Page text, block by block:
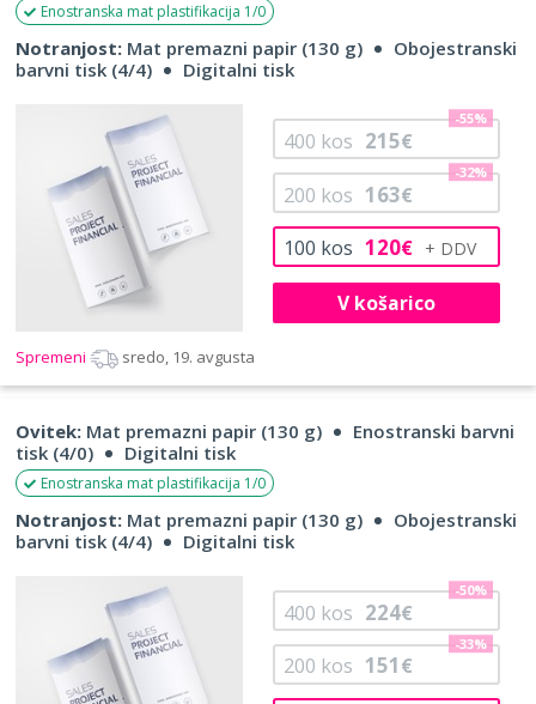
Enostranska mat plastifikacija 1/0
Notranjost: Mat premazni papir (130 g)
Obojestranski
barvni tisk (4/4)
Digitalni tisk
100 kos 120€
200 kos 163€
-32%
400 kos 215€
-55%
V košarico
Spremeni sredo, 19. avgusta
Ovitek: Mat premazni papir (130 g)
Enostranski barvni
tisk (4/0)
Digitalni tisk
Enostranska mat plastifikacija 1/0
Notranjost: Mat premazni papir (130 g)
Obojestranski
barvni tisk (4/4)
Digitalni tisk
200 kos 151€
-33%
400 kos 224€
-50%